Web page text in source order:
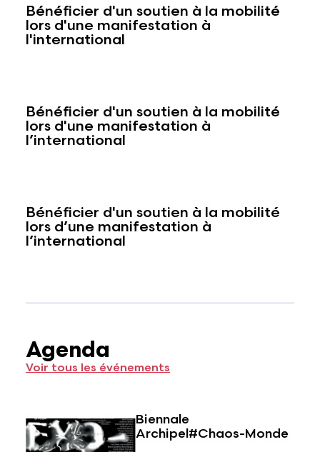
Bénéficier d'un soutien à la mobilité
lors d'une manifestation à
l'international
Bénéficier d'un soutien à la mobilité
lors d'une manifestation à
l’international
Bénéficier d'un soutien à la mobilité
lors d’une manifestation à
l’international
Agenda
Voir tous les événements
Biennale
Archipel#Chaos-Monde